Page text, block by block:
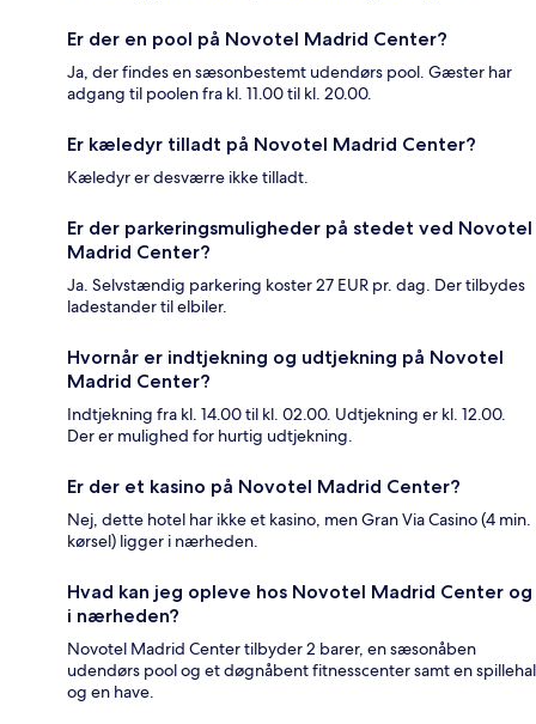
Er der en pool på Novotel Madrid Center?
Ja, der findes en sæsonbestemt udendørs pool. Gæster har
adgang til poolen fra kl. 11.00 til kl. 20.00.
Er kæledyr tilladt på Novotel Madrid Center?
Kæledyr er desværre ikke tilladt.
Er der parkeringsmuligheder på stedet ved Novotel
Madrid Center?
Ja. Selvstændig parkering koster 27 EUR pr. dag. Der tilbydes
ladestander til elbiler.
Hvornår er indtjekning og udtjekning på Novotel
Madrid Center?
Indtjekning fra kl. 14.00 til kl. 02.00. Udtjekning er kl. 12.00.
Der er mulighed for hurtig udtjekning.
Er der et kasino på Novotel Madrid Center?
Nej, dette hotel har ikke et kasino, men Gran Via Casino (4 min.
kørsel) ligger i nærheden.
Hvad kan jeg opleve hos Novotel Madrid Center og
i nærheden?
Novotel Madrid Center tilbyder 2 barer, en sæsonåben
udendørs pool og et døgnåbent fitnesscenter samt en spillehal
og en have.